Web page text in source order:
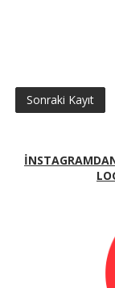
Sonraki Kayıt